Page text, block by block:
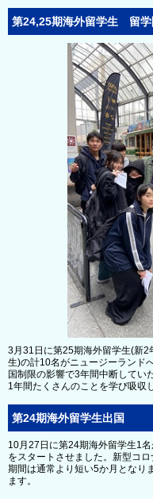
第24,25期海外留学生 留学
3月31日に第25期海外留学生(新
生)の計10名がニュージーランド
国制限の影響で3年間中断してい
1年間たくさんのことを学び吸収
第24期海外留学生出国
10月27日に第24期海外留学生1
をスタートさせました。新型コ
期間は通常より短い5か月となり
ます。